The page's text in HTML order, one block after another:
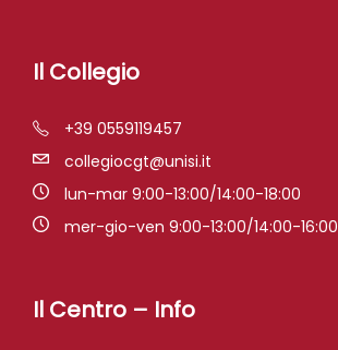
Il Collegio
+39 0559119457
collegiocgt@unisi.it
lun-mar 9:00-13:00/14:00-18:00
mer-gio-ven 9:00-13:00/14:00-16:00
Il Centro – Info